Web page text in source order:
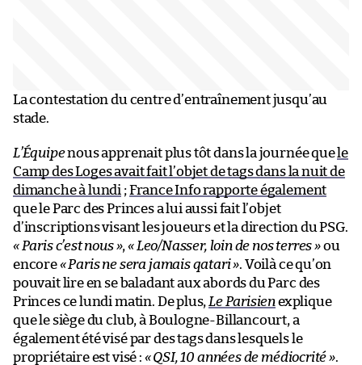
La contestation du centre d’entraînement jusqu’au
stade.
L’Équipenous apprenait plus tôt dans la journée quele
Camp des Loges avait fait l’objet de tags dans la nuit de
dimanche à lundi ;France Info rapporte également
que le Parc des Princes a lui aussi fait l’objet
d’inscriptions visant les joueurs et la direction du PSG.
« Paris c’est nous »,« Leo/Nasser, loin de nos terres »ou
encore« Paris ne sera jamais qatari ». Voilà ce qu’on
pouvait lire en se baladant aux abords du Parc des
Princes ce lundi matin. De plus, Le Parisienexplique
que le siège du club, à Boulogne-Billancourt, a
également été visé par des tags dans lesquels le
propriétaire est visé : « QSI, 10 années de médiocrité ».